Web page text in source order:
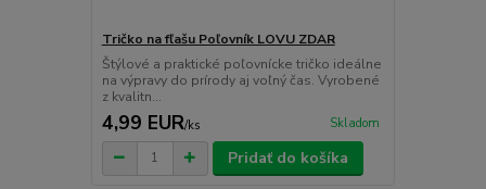
Tričko na fľašu Poľovník LOVU ZDAR
Štýlové a praktické poľovnícke tričko ideálne
na výpravy do prírody aj voľný čas. Vyrobené
z kvalitn...
4,99 EUR/ks Skladom
Pridať do košíka